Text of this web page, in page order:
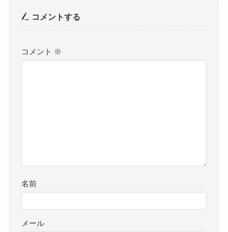
コメントする
コメント ※
名前
メール